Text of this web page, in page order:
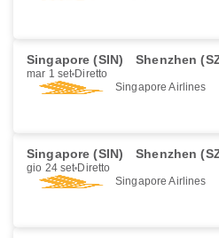
Singapore (SIN) Shenzhen
mar 1 set Diretto
Singapore Airlines
Singapore (SIN) Shenzhen
gio 24 set Diretto
Singapore Airlines